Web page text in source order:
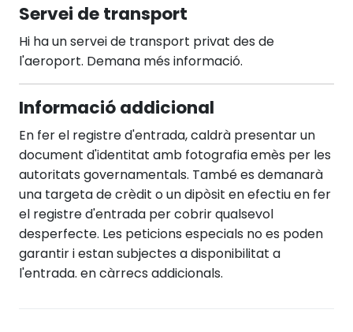
Servei de transport
Hi ha un servei de transport privat des de
l'aeroport. Demana més informació.
Informació addicional
En fer el registre d'entrada, caldrà presentar un
document d'identitat amb fotografia emès per les
autoritats governamentals. També es demanarà
una targeta de crèdit o un dipòsit en efectiu en fer
el registre d'entrada per cobrir qualsevol
desperfecte. Les peticions especials no es poden
garantir i estan subjectes a disponibilitat a
l'entrada. en càrrecs addicionals.